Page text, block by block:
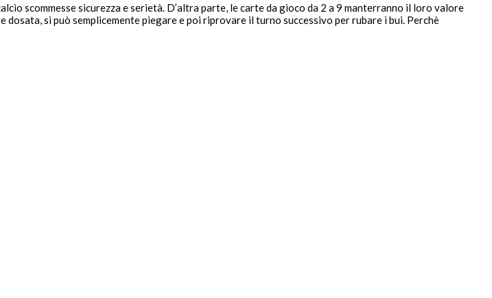
scommesse sicurezza e serietà. D’altra parte, le carte da gioco da 2 a 9 manterranno il loro valore
dosata, si può semplicemente piegare e poi riprovare il turno successivo per rubare i bui. Perchè